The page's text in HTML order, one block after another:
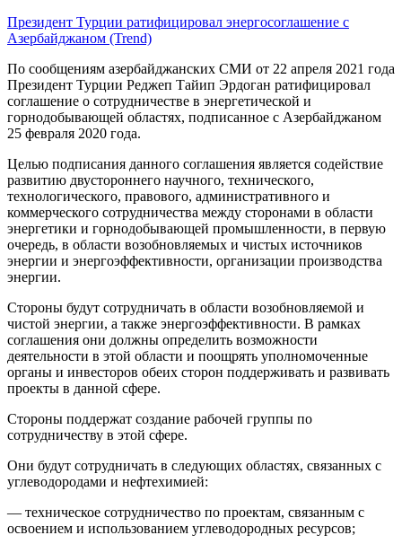
Президент Турции ратифицировал энергосоглашение с
Азербайджаном (Trend)
По сообщениям азербайджанских СМИ от 22 апреля 2021 года
Президент Турции Реджеп Тайип Эрдоган ратифицировал
соглашение о сотрудничестве в энергетической и
горнодобывающей областях, подписанное с Азербайджаном
25 февраля 2020 года.
Целью подписания данного соглашения является содействие
развитию двустороннего научного, технического,
технологического, правового, административного и
коммерческого сотрудничества между сторонами в области
энергетики и горнодобывающей промышленности, в первую
очередь, в области возобновляемых и чистых источников
энергии и энергоэффективности, организации производства
энергии.
Стороны будут сотрудничать в области возобновляемой и
чистой энергии, а также энергоэффективности. В рамках
соглашения они должны определить возможности
деятельности в этой области и поощрять уполномоченные
органы и инвесторов обеих сторон поддерживать и развивать
проекты в данной сфере.
Стороны поддержат создание рабочей группы по
сотрудничеству в этой сфере.
Они будут сотрудничать в следующих областях, связанных с
углеводородами и нефтехимией:
— техническое сотрудничество по проектам, связанным с
освоением и использованием углеводородных ресурсов;